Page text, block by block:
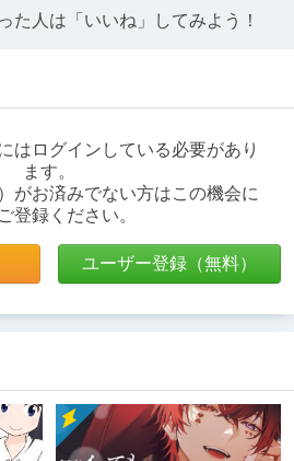
た人は「いいね」してみよう！
はログインしている必要があり
ます。
がお済みでない方はこの機会に
登録ください。
ユーザー登録（無料）